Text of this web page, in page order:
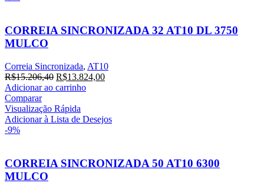
CORREIA SINCRONIZADA 32 AT10 DL 3750
MULCO
Correia Sincronizada, AT10
R$15.206,40 O
preço
era:
R$15.206,40.
R$13.824,00O
R$13.824,00.
Adicionar ao carrinho
Comparar
Visualização Rápida
Adicionar à Lista de Desejos
-9%
CORREIA SINCRONIZADA 50 AT10 6300
MULCO